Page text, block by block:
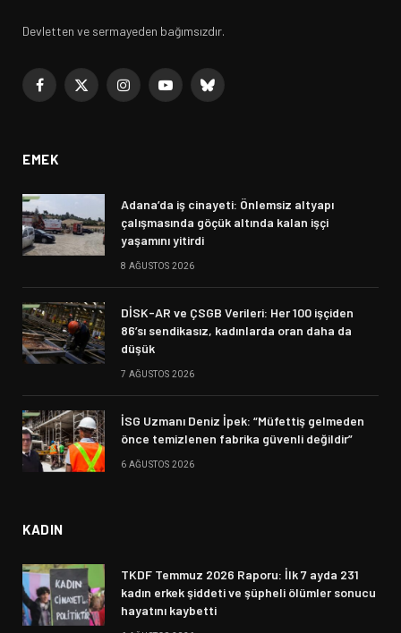
Devletten ve sermayeden bağımsızdır.
Facebook
X
InstagramYouTubeBluesky
EMEK
Adana’da iş cinayeti: Önlemsiz altyapı
çalışmasında göçük altında kalan işçi
yaşamını yitirdi
8 AĞUSTOS 2026
DİSK-AR ve ÇSGB Verileri: Her 100 işçiden
86’sı sendikasız, kadınlarda oran daha da
düşük
7 AĞUSTOS 2026
İSG Uzmanı Deniz İpek: “Müfettiş gelmeden
önce temizlenen fabrika güvenli değildir”
6 AĞUSTOS 2026
KADIN
TKDF Temmuz 2026 Raporu: İlk 7 ayda 231
kadın erkek şiddeti ve şüpheli ölümler sonucu
hayatını kaybetti